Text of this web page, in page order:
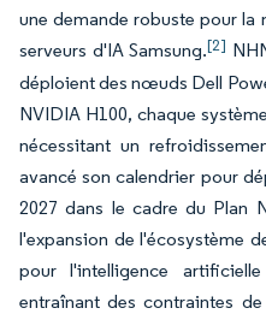
une demande robuste pour la
serveurs d'IA Samsung.[2]
déploient des nœuds Dell
NVIDIA H100, chaque
nécessitant un
avancé son calendrier pour
2027 dans le cadre du Plan
l'expansion de l'écosystème
pour l'intelligence
entraînant des contraintes